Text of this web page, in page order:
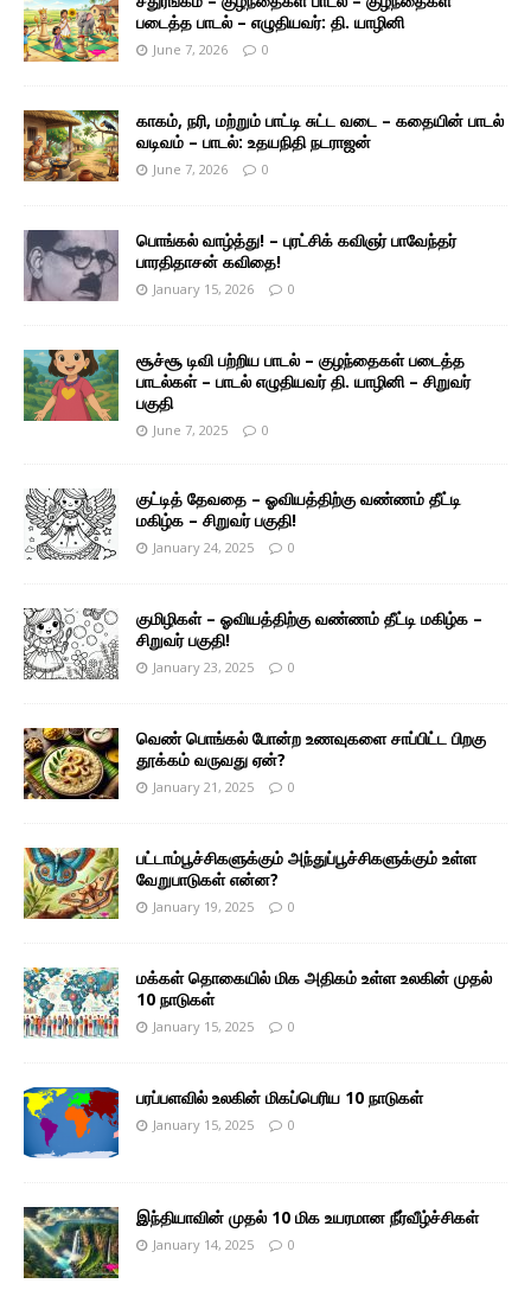
படைத்த பாடல் – எழுதியவர்: தி. யாழினி
June 7, 2026 0
காகம், நரி, மற்றும் பாட்டி சுட்ட வடை – கதையின் பாடல்
வடிவம் – பாடல்: உதயநிதி நடராஜன்
June 7, 2026 0
பொங்கல் வாழ்த்து! – புரட்சிக் கவிஞர் பாவேந்தர்
பாரதிதாசன் கவிதை!
January 15, 2026 0
சூச்சூ டிவி பற்றிய பாடல் – குழந்தைகள் படைத்த
பாடல்கள் – பாடல் எழுதியவர் தி. யாழினி – சிறுவர்
பகுதி
June 7, 2025 0
குட்டித் தேவதை – ஓவியத்திற்கு வண்ணம் தீட்டி
மகிழ்க – சிறுவர் பகுதி!
January 24, 2025 0
குமிழிகள் – ஓவியத்திற்கு வண்ணம் தீட்டி மகிழ்க –
சிறுவர் பகுதி!
January 23, 2025 0
வெண் பொங்கல் போன்ற உணவுகளை சாப்பிட்ட பிறகு
தூக்கம் வருவது ஏன்?
January 21, 2025 0
பட்டாம்பூச்சிகளுக்கும் அந்துப்பூச்சிகளுக்கும் உள்ள
வேறுபாடுகள் என்ன?
January 19, 2025 0
மக்கள் தொகையில் மிக அதிகம் உள்ள உலகின் முதல்
10 நாடுகள்
January 15, 2025 0
பரப்பளவில் உலகின் மிகப்பெரிய 10 நாடுகள்
January 15, 2025 0
இந்தியாவின் முதல் 10 மிக உயரமான நீர்வீழ்ச்சிகள்
January 14, 2025 0